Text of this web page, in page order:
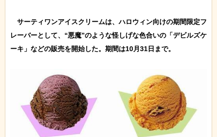
サーティワンアイスクリームは、ハロウィン向けの期間限定フ
レーバーとして、“悪魔”のような怪しげな色合いの「デビルズケ
ーキ」などの販売を開始した。期間は10月31日まで。